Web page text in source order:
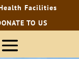
Facilities
TO US